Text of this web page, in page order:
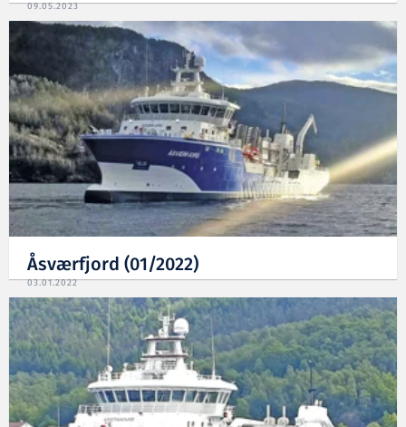
09.05.2023
Åsværfjord (01/2022)
03.01.2022